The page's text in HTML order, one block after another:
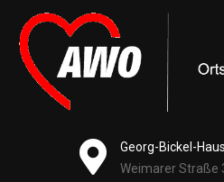
Georg-Bickel-Haus
Weimarer Straße